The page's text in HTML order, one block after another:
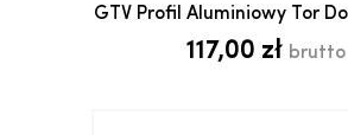
GTV Profil Aluminiowy Tor
117,00 zł brutto